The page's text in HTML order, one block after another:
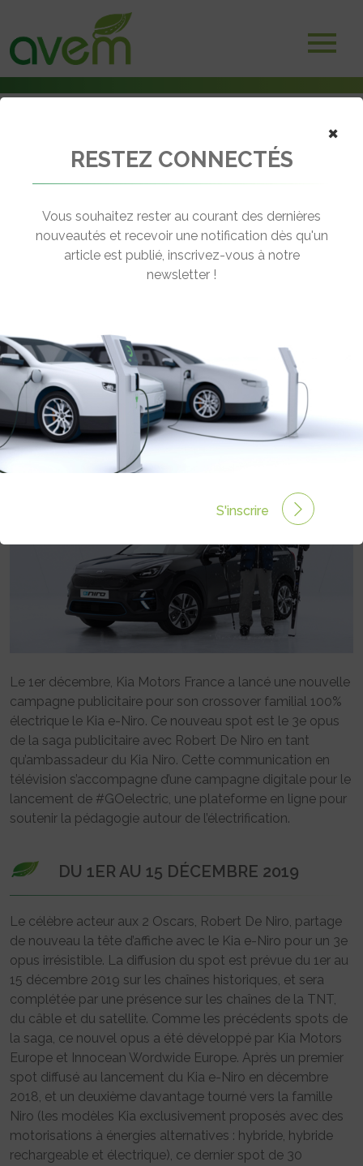
Kia e-Niro : Nouvel opus de la saga publicitaire avec Robert De Niro
← Revenir aux actualités
SAGA PUBLICITAIRE AVEC ROBERT
DE NIRO
Rédigé par Kia communique le 04 Déc 2019 à 00:00
commentaires
Le 1er décembre, Kia Motors France a lancé une nouvelle
campagne publicitaire pour son crossover familial 100%
électrique le Kia e-Niro. Ce nouveau spot est le 3e opus
de la saga publicitaire avec Robert De Niro en tant
qu’ambassadeur du Kia Niro. Cette communication en
télévision s’accompagne d’une campagne digitale pour le
lancement de #GOelectric, une plateforme en ligne pour
soutenir la pédagogie autour de l’électrification.
DU 1ER AU 15 DÉCEMBRE 2019
Le célèbre acteur aux 2 Oscars, Robert De Niro, partage
de nouveau la tête d’affiche avec le Kia e-Niro pour un 3e
opus irrésistible. La diffusion du spot est prévue du 1er au
15 décembre 2019 sur les chaînes historiques, et sera
complétée par une présence sur les chaînes de la TNT,
du câble et du satellite. Comme les précédents spots de
la saga, ce nouvel opus a été développé par Kia Motors
Europe et Innocean Wordwide Europe. Après un premier
spot diffusé au lancement du Kia e-Niro en décembre
2018, et un deuxième davantage tourné vers la famille
Niro (les modèles Kia exclusivement proposés avec des
motorisations à énergies alternatives : hybride, hybride
rechargeable et électrique), ce dernier spot de 30
×
RESTEZ CONNECTÉS
Vous souhaitez rester au courant des dernières
nouveautés et recevoir une notification dès qu'un
article est publié, inscrivez-vous à notre
newsletter !
S'inscrire